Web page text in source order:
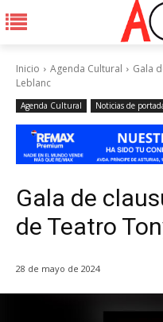
Inicio Agenda Cultural
Gala
Leblanc
Agenda Cultural Noticias de
Gala de
de Teatro
28 de mayo de 2024